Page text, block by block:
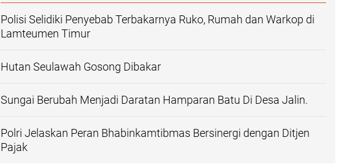
Polisi Selidiki Penyebab Terbakarnya Ruko, Rumah dan Warkop di
Lamteumen Timur
Hutan Seulawah Gosong Dibakar
Sungai Berubah Menjadi Daratan Hamparan Batu Di Desa Jalin.
Polri Jelaskan Peran Bhabinkamtibmas Bersinergi dengan Ditjen
Pajak